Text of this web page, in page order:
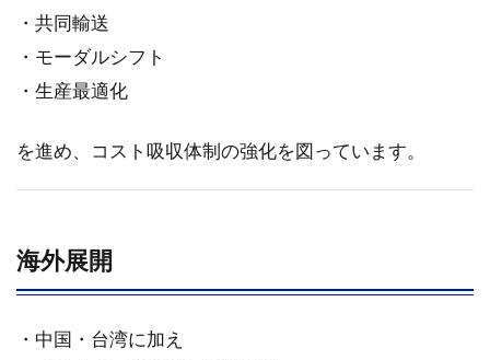
・共同輸送
・モーダルシフト
・生産最適化
を進め、コスト吸収体制の強化を図っています。
海外展開
・中国・台湾に加え